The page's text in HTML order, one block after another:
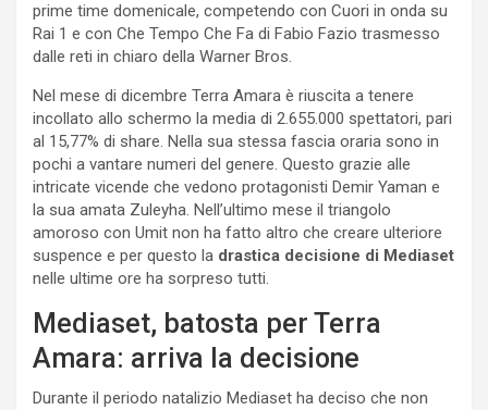
prime time domenicale, competendo con Cuori in onda su
Rai 1 e con Che Tempo Che Fa di Fabio Fazio trasmesso
dalle reti in chiaro della Warner Bros.
Nel mese di dicembre Terra Amara è riuscita a tenere
incollato allo schermo la media di 2.655.000 spettatori, pari
al 15,77% di share. Nella sua stessa fascia oraria sono in
pochi a vantare numeri del genere. Questo grazie alle
intricate vicende che vedono protagonisti Demir Yaman e
la sua amata Zuleyha. Nell’ultimo mese il triangolo
amoroso con Umit non ha fatto altro che creare ulteriore
suspence e per questo la drastica decisione di Mediaset
nelle ultime ore ha sorpreso tutti.
Mediaset, batosta per Terra
Amara: arriva la decisione
Durante il periodo natalizio Mediaset ha deciso che non